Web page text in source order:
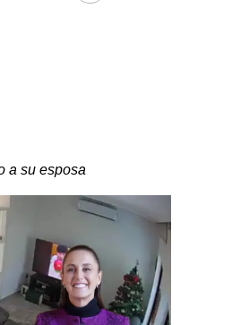
a su esposa